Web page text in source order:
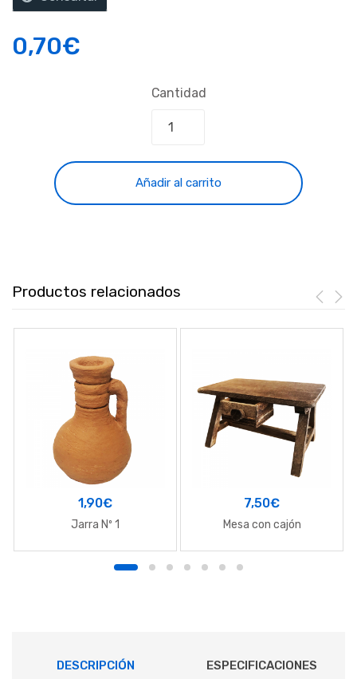
0,70€
Cantidad
Añadir al carrito
Productos relacionados
1,90€
Jarra Nº 1
7,50€
Mesa con cajón
DESCRIPCIÓN ESPECIFICACIONES